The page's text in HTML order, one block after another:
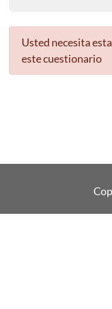
Usted necesita
este cuestionario